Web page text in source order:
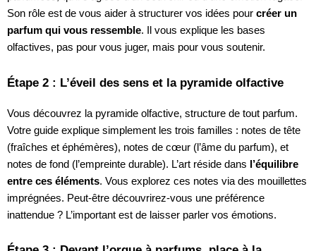
Son rôle est de vous aider à structurer vos idées pour créer un
parfum qui vous ressemble. Il vous explique les bases
olfactives, pas pour vous juger, mais pour vous soutenir.
Étape 2 : L’éveil des sens et la pyramide olfactive
Vous découvrez la pyramide olfactive, structure de tout parfum.
Votre guide explique simplement les trois familles : notes de tête
(fraîches et éphémères), notes de cœur (l’âme du parfum), et
notes de fond (l’empreinte durable). L’art réside dans
l’équilibre
entre ces éléments. Vous explorez ces notes via des mouillettes
imprégnées. Peut-être découvrirez-vous une préférence
inattendue ? L’important est de laisser parler vos émotions.